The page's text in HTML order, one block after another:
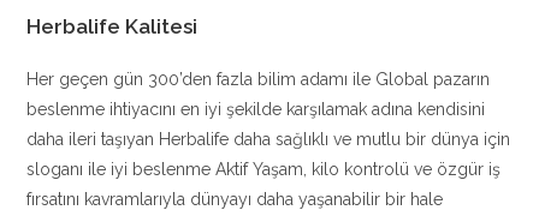
Herbalife Kalitesi
Her geçen gün 300’den fazla bilim adamı ile Global pazarın
beslenme ihtiyacını en iyi şekilde karşılamak adına kendisini
daha ileri taşıyan Herbalife daha sağlıklı ve mutlu bir dünya için
sloganı ile iyi beslenme Aktif Yaşam, kilo kontrolü ve özgür iş
fırsatını kavramlarıyla dünyayı daha yaşanabilir bir hale